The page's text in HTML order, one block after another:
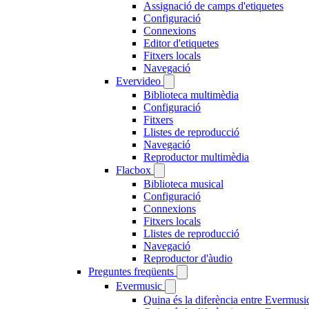
Assignació de camps d'etiquetes
Configuració
Connexions
Editor d'etiquetes
Fitxers locals
Navegació
Evervideo
Biblioteca multimèdia
Configuració
Fitxers
Llistes de reproducció
Navegació
Reproductor multimèdia
Flacbox
Biblioteca musical
Configuració
Connexions
Fitxers locals
Llistes de reproducció
Navegació
Reproductor d'àudio
Preguntes freqüents
Evermusic
Quina és la diferència entre